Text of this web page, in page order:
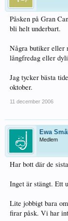
Påsken på Gran
bli helt underbart.
Några butiker eller
långfredag eller
Jag tycker bästa
oktober.
11 december 2006
Ewa
Medlem
Har bott där de
Inget är stängt. Ett
Lite jobbigt bara
firar påsk. Vi har